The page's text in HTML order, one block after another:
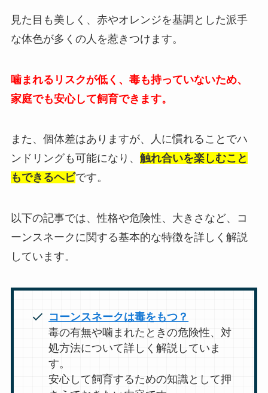
見た目も美しく、赤やオレンジを基調とした派手
な体色が多くの人を惹きつけます。
噛まれるリスクが低く、毒も持っていないため、
家庭でも安心して飼育できます。
また、個体差はありますが、人に慣れることでハ
ンドリングも可能になり、 触れ合いを楽しむこと
もできるヘビです。
以下の記事では、性格や危険性、大きさなど、コ
ーンスネークに関する基本的な特徴を詳しく解説
しています。
コーンスネークは毒をもつ？
毒の有無や噛まれたときの危険性、対
処方法について詳しく解説していま
す。
安心して飼育するための知識として押